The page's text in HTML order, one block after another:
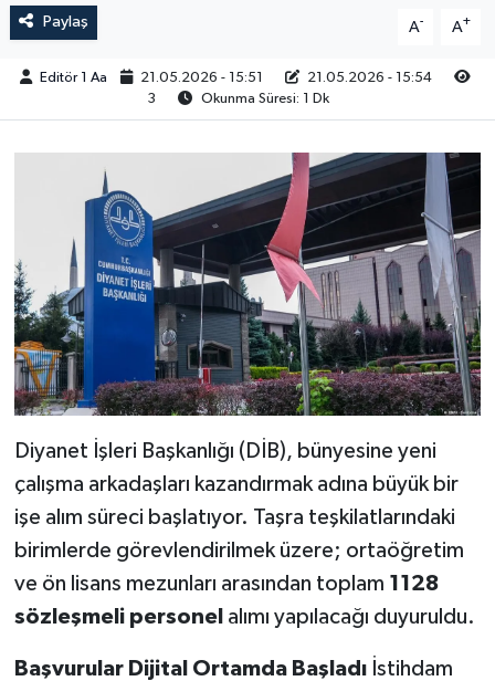
Paylaş A- A+
Editör 1 Aa 21.05.2026 - 15:51
21.05.2026 - 15:54
3
Okunma Süresi: 1 Dk
Diyanet İşleri Başkanlığı (DİB), bünyesine yeni
çalışma arkadaşları kazandırmak adına büyük bir
işe alım süreci başlatıyor. Taşra teşkilatlarındaki
birimlerde görevlendirilmek üzere; ortaöğretim
ve ön lisans mezunları arasından toplam 1128
sözleşmeli personel alımı yapılacağı duyuruldu.
Başvurular Dijital Ortamda Başladıİstihdam
Video Galeri